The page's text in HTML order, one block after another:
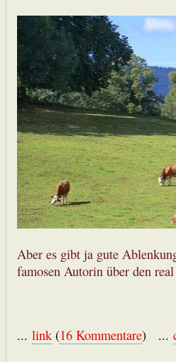
Aber es gibt ja gute
famosen Autorin über den
... link(16 Kommentare) ...